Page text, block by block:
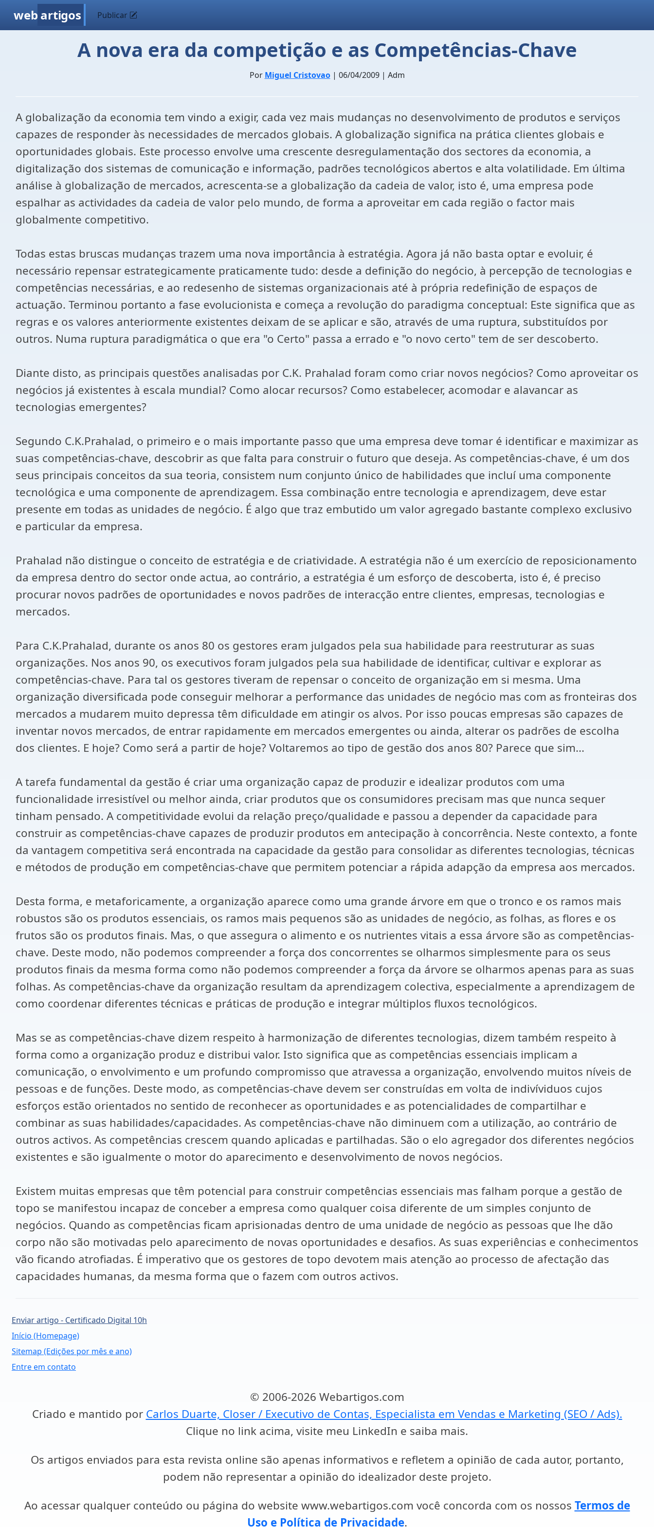
web artigos Publicar
A nova era da competição e as Competências-Chave
Por Miguel Cristovao| 06/04/2009 | Adm
A globalização da economia tem vindo a exigir, cada vez mais mudanças no desenvolvimento de produtos e serviços
capazes de responder às necessidades de mercados globais. A globalização significa na prática clientes globais e
oportunidades globais. Este processo envolve uma crescente desregulamentação dos sectores da economia, a
digitalização dos sistemas de comunicação e informação, padrões tecnológicos abertos e alta volatilidade. Em última
análise à globalização de mercados, acrescenta-se a globalização da cadeia de valor, isto é, uma empresa pode
espalhar as actividades da cadeia de valor pelo mundo, de forma a aproveitar em cada região o factor mais
globalmente competitivo.
Todas estas bruscas mudanças trazem uma nova importância à estratégia. Agora já não basta optar e evoluir, é
necessário repensar estrategicamente praticamente tudo: desde a definição do negócio, à percepção de tecnologias e
competências necessárias, e ao redesenho de sistemas organizacionais até à própria redefinição de espaços de
actuação. Terminou portanto a fase evolucionista e começa a revolução do paradigma conceptual: Este significa que as
regras e os valores anteriormente existentes deixam de se aplicar e são, através de uma ruptura, substituídos por
outros. Numa ruptura paradigmática o que era "o Certo" passa a errado e "o novo certo" tem de ser descoberto.
Diante disto, as principais questões analisadas por C.K. Prahalad foram como criar novos negócios? Como aproveitar os
negócios já existentes à escala mundial? Como alocar recursos? Como estabelecer, acomodar e alavancar as
tecnologias emergentes?
Segundo C.K.Prahalad, o primeiro e o mais importante passo que uma empresa deve tomar é identificar e maximizar as
suas competências-chave, descobrir as que falta para construir o futuro que deseja. As competências-chave, é um dos
seus principais conceitos da sua teoria, consistem num conjunto único de habilidades que incluí uma componente
tecnológica e uma componente de aprendizagem. Essa combinação entre tecnologia e aprendizagem, deve estar
presente em todas as unidades de negócio. É algo que traz embutido um valor agregado bastante complexo exclusivo
e particular da empresa.
Prahalad não distingue o conceito de estratégia e de criatividade. A estratégia não é um exercício de reposicionamento
da empresa dentro do sector onde actua, ao contrário, a estratégia é um esforço de descoberta, isto é, é preciso
procurar novos padrões de oportunidades e novos padrões de interacção entre clientes, empresas, tecnologias e
mercados.
Para C.K.Prahalad, durante os anos 80 os gestores eram julgados pela sua habilidade para reestruturar as suas
organizações. Nos anos 90, os executivos foram julgados pela sua habilidade de identificar, cultivar e explorar as
competências-chave. Para tal os gestores tiveram de repensar o conceito de organização em si mesma. Uma
organização diversificada pode conseguir melhorar a performance das unidades de negócio mas com as fronteiras dos
mercados a mudarem muito depressa têm dificuldade em atingir os alvos. Por isso poucas empresas são capazes de
inventar novos mercados, de entrar rapidamente em mercados emergentes ou ainda, alterar os padrões de escolha
dos clientes. E hoje? Como será a partir de hoje? Voltaremos ao tipo de gestão dos anos 80? Parece que sim...
A tarefa fundamental da gestão é criar uma organização capaz de produzir e idealizar produtos com uma
funcionalidade irresistível ou melhor ainda, criar produtos que os consumidores precisam mas que nunca sequer
tinham pensado. A competitividade evolui da relação preço/qualidade e passou a depender da capacidade para
construir as competências-chave capazes de produzir produtos em antecipação à concorrência. Neste contexto, a fonte
da vantagem competitiva será encontrada na capacidade da gestão para consolidar as diferentes tecnologias, técnicas
e métodos de produção em competências-chave que permitem potenciar a rápida adapção da empresa aos mercados.
Desta forma, e metaforicamente, a organização aparece como uma grande árvore em que o tronco e os ramos mais
robustos são os produtos essenciais, os ramos mais pequenos são as unidades de negócio, as folhas, as flores e os
frutos são os produtos finais. Mas, o que assegura o alimento e os nutrientes vitais a essa árvore são as competências-
chave. Deste modo, não podemos compreender a força dos concorrentes se olharmos simplesmente para os seus
produtos finais da mesma forma como não podemos compreender a força da árvore se olharmos apenas para as suas
folhas. As competências-chave da organização resultam da aprendizagem colectiva, especialmente a aprendizagem de
como coordenar diferentes técnicas e práticas de produção e integrar múltiplos fluxos tecnológicos.
Mas se as competências-chave dizem respeito à harmonização de diferentes tecnologias, dizem também respeito à
forma como a organização produz e distribui valor. Isto significa que as competências essenciais implicam a
comunicação, o envolvimento e um profundo compromisso que atravessa a organização, envolvendo muitos níveis de
pessoas e de funções. Deste modo, as competências-chave devem ser construídas em volta de indivíviduos cujos
esforços estão orientados no sentido de reconhecer as oportunidades e as potencialidades de compartilhar e
combinar as suas habilidades/capacidades. As competências-chave não diminuem com a utilização, ao contrário de
outros activos. As competências crescem quando aplicadas e partilhadas. São o elo agregador dos diferentes negócios
existentes e são igualmente o motor do aparecimento e desenvolvimento de novos negócios.
Existem muitas empresas que têm potencial para construir competências essenciais mas falham porque a gestão de
topo se manifestou incapaz de conceber a empresa como qualquer coisa diferente de um simples conjunto de
negócios. Quando as competências ficam aprisionadas dentro de uma unidade de negócio as pessoas que lhe dão
corpo não são motivadas pelo aparecimento de novas oportunidades e desafios. As suas experiências e conhecimentos
vão ficando atrofiadas. É imperativo que os gestores de topo devotem mais atenção ao processo de afectação das
capacidades humanas, da mesma forma que o fazem com outros activos.
Enviar artigo - Certificado Digital 10h
Início (Homepage)
Sitemap (Edições por mês e ano)
Entre em contato
© 2006-2026 Webartigos.com
Criado e mantido por Carlos Duarte, Closer / Executivo de Contas, Especialista em Vendas e Marketing (SEO / Ads).
Clique no link acima, visite meu LinkedIn e saiba mais.
Os artigos enviados para esta revista online são apenas informativos e refletem a opinião de cada autor, portanto,
podem não representar a opinião do idealizador deste projeto.
Ao acessar qualquer conteúdo ou página do website www.webartigos.com você concorda com os nossos Termos de
Uso e Política de Privacidade.